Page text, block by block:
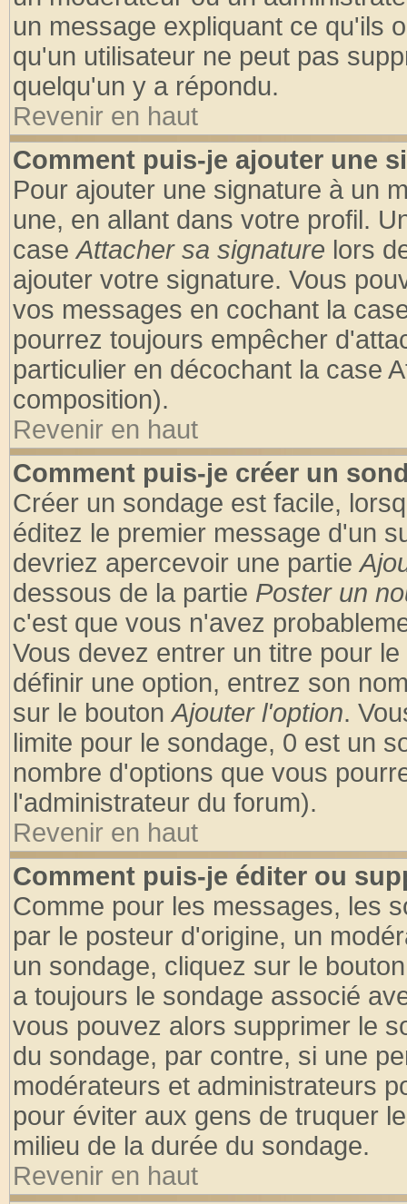
un message expliquant ce qu'ils
qu'un utilisateur ne peut pas
quelqu'un y a répondu.
Revenir en haut
Comment puis-je ajouter une
Pour ajouter une signature à un
une, en allant dans votre profil.
caseAttacher sa signature lors
ajouter votre signature. Vous
vos messages en cochant la
pourrez toujours empêcher
particulier en décochant la case
composition).
Revenir en haut
Comment puis-je créer un
Créer un sondage est facile,
éditez le premier message d'un
devriez apercevoir une partie
dessous de la partie Poster un
c'est que vous n'avez
Vous devez entrer un titre pour
définir une option, entrez son
sur le boutonAjouter l'option.
limite pour le sondage, 0 est un
nombre d'options que vous
l'administrateur du forum).
Revenir en haut
Comment puis-je éditer ou
Comme pour les messages, les
par le posteur d'origine, un
un sondage, cliquez sur le
a toujours le sondage associé
vous pouvez alors supprimer le
du sondage, par contre, si une
modérateurs et administrateurs
pour éviter aux gens de truquer
milieu de la durée du sondage.
Revenir en haut